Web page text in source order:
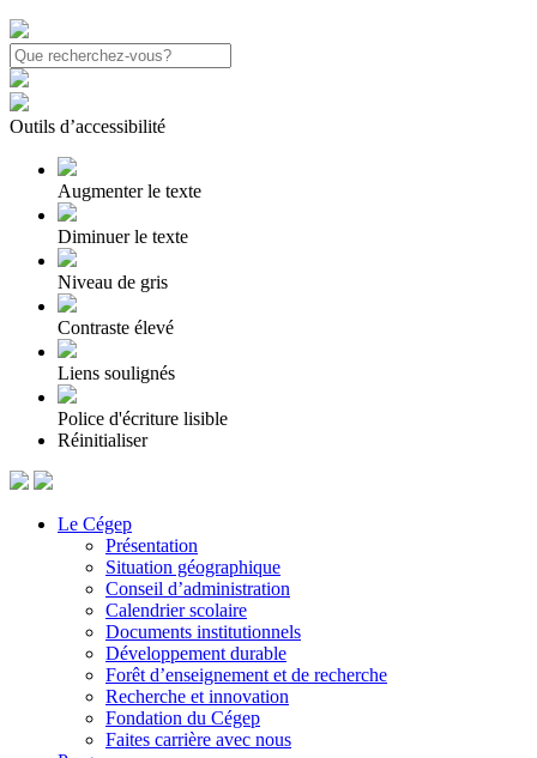
Outils d’accessibilité
Augmenter le texte
Diminuer le texte
Niveau de gris
Contraste élevé
Liens soulignés
Police d'écriture lisible
Réinitialiser
Le Cégep
Présentation
Situation géographique
Conseil d’administration
Calendrier scolaire
Documents institutionnels
Développement durable
Forêt d’enseignement et de recherche
Recherche et innovation
Fondation du Cégep
Faites carrière avec nous